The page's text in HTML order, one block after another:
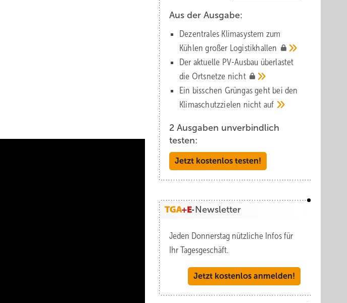
Aus der Ausgabe:
Dezentrales Klimasystem zum
Kühlen großer Logistik­hallen
Der aktuelle PV-Ausbau über­lastet
die Orts­netze nicht
Ein bisschen Grüngas geht bei den
Klima­schutz­zielen nicht auf
2 Ausgaben unverbindlich
testen:
Jetzt kostenlos testen!
Newsletter
Jeden Donnerstag nützliche Infos für
Ihr Tagesgeschäft.
Jetzt kostenlos anmelden!